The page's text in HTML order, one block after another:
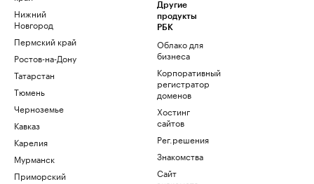
Нижний
Новгород
Пермский край
Ростов-на-Дону
Татарстан
Тюмень
Черноземье
Кавказ
Карелия
Мурманск
Приморский
Другие
продукты
РБК
Облако для
бизнеса
Корпоративный
регистратор
доменов
Хостинг
сайтов
Рег.решения
Знакомства
Сайт